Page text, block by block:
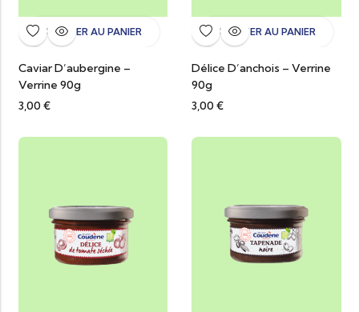
AJOUTER AU PANIER
Caviar D’aubergine –
Verrine 90g
3,00 €
AJOUTER AU PANIER
Délice D’anchois – Verrine
90g
3,00 €